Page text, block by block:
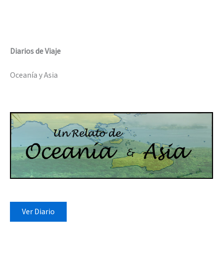
Diarios de Viaje
Oceanía y Asia
Ver Diario